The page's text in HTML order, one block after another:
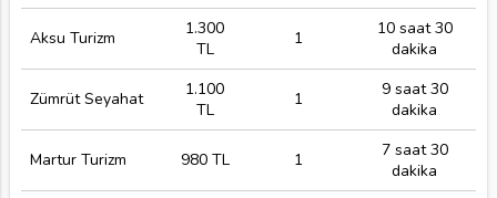
Aksu Turizm
1.300
TL
1
10 saat 30
dakika
Zümrüt Seyahat
1.100
TL
1
9 saat 30
dakika
Martur Turizm 980 TL 1
7 saat 30
dakika